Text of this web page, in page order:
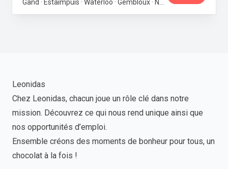
Leonidas
Chez Leonidas, chacun joue un rôle clé dans notre
mission. Découvrez ce qui nous rend unique ainsi que
nos opportunités d’emploi.
Ensemble créons des moments de bonheur pour tous, un
chocolat à la fois !